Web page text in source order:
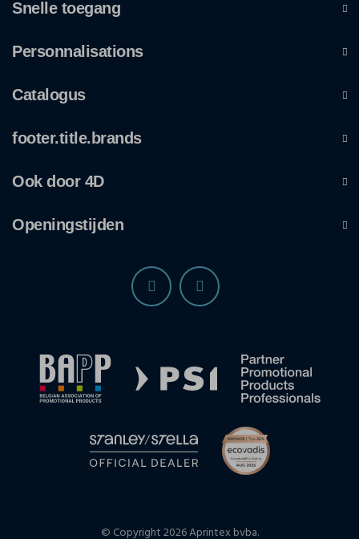
Snelle toegang
Personnalisations
Catalogus
footer.title.brands
Ook door 4D
Openingstijden
© Copyright 2026 Aprintex bvba.